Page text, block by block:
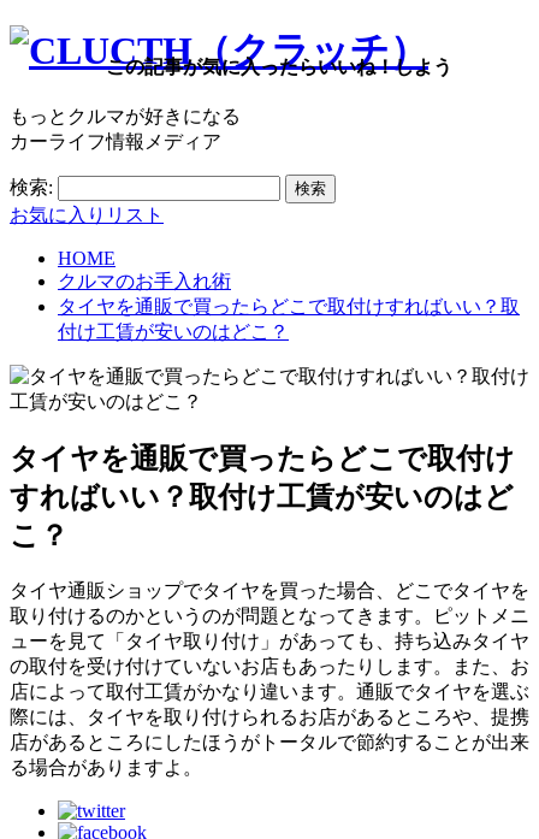
もっとクルマが好きになる
カーライフ情報メディア
検索:
お気に入りリスト
HOME
クルマのお手入れ術
タイヤを通販で買ったらどこで取付けすればいい？取
付け工賃が安いのはどこ？
タイヤを通販で買ったらどこで取付け
すればいい？取付け工賃が安いのはど
こ？
タイヤ通販ショップでタイヤを買った場合、どこでタイヤを
取り付けるのかというのが問題となってきます。ピットメニ
ューを見て「タイヤ取り付け」があっても、持ち込みタイヤ
の取付を受け付けていないお店もあったりします。また、お
店によって取付工賃がかなり違います。通販でタイヤを選ぶ
際には、タイヤを取り付けられるお店があるところや、提携
店があるところにしたほうがトータルで節約することが出来
る場合がありますよ。
この記事が気に入ったらいいね！しよう